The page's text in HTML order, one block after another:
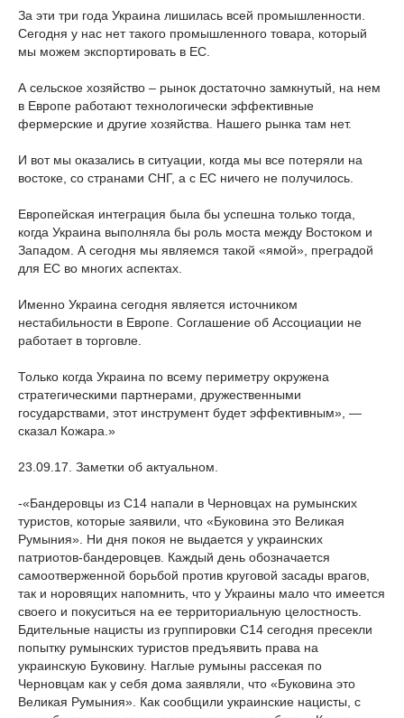
За эти три года Украина лишилась всей промышленности.
Сегодня у нас нет такого промышленного товара, который
мы можем экспортировать в ЕС.
А сельское хозяйство – рынок достаточно замкнутый, на нем
в Европе работают технологически эффективные
фермерские и другие хозяйства. Нашего рынка там нет.
И вот мы оказались в ситуации, когда мы все потеряли на
востоке, со странами СНГ, а с ЕС ничего не получилось.
Европейская интеграция была бы успешна только тогда,
когда Украина выполняла бы роль моста между Востоком и
Западом. А сегодня мы являемся такой «ямой», преградой
для ЕС во многих аспектах.
Именно Украина сегодня является источником
нестабильности в Европе. Соглашение об Ассоциации не
работает в торговле.
Только когда Украина по всему периметру окружена
стратегическими партнерами, дружественными
государствами, этот инструмент будет эффективным», —
сказал Кожара.»
23.09.17. Заметки об актуальном.
-«Бандеровцы из С14 напали в Черновцах на румынских
туристов, которые заявили, что «Буковина это Великая
Румыния». Ни дня покоя не выдается у украинских
патриотов-бандеровцев. Каждый день обозначается
самоотверженной борьбой против круговой засады врагов,
так и норовящих напомнить, что у Украины мало что имеется
своего и покуситься на ее территориальную целостность.
Бдительные нацисты из группировки С14 сегодня пресекли
попытку румынских туристов предъявить права на
украинскую Буковину. Наглые румыны рассекая по
Черновцам как у себя дома заявляли, что «Буковина это
Великая Румыния». Как сообщили украинские нацисты, с